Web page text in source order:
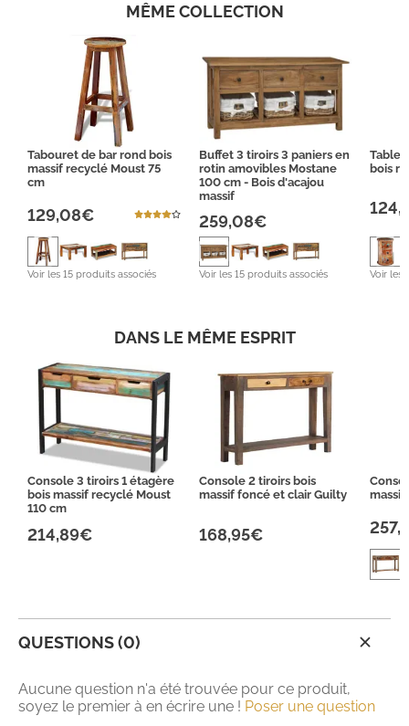
MÊME COLLECTION
Tabouret de bar rond bois
massif recyclé Moust 75
cm
129,08€
Voir les 15 produits associés
Buffet 3 tiroirs 3 paniers en
rotin amovibles Mostane
100 cm - Bois d'acajou
massif
259,08€
Voir les 15 produits associés
Table
bois
Voir les
DANS LE MÊME ESPRIT
Console 3 tiroirs 1 étagère
bois massif recyclé Moust
110 cm
214,89€
Console 2 tiroirs bois
massif foncé et clair Guilty
168,95€
massif
QUESTIONS (0)
Aucune question n'a été trouvée pour ce produit,
soyez le premier à en écrire une ! Poser une question